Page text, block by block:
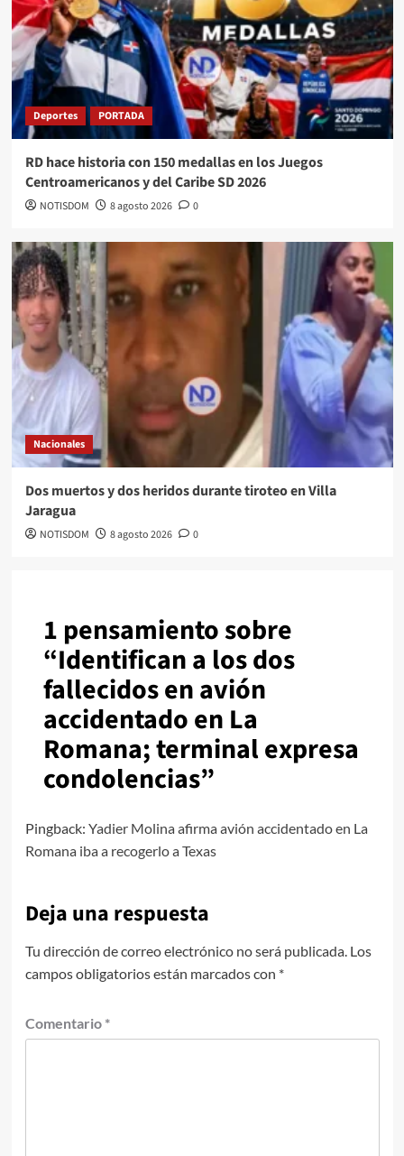
Deportes PORTADA
RD hace historia con 150 medallas en los Juegos
Centroamericanos y del Caribe SD 2026
NOTISDOM 8 agosto 2026 0
Nacionales
Dos muertos y dos heridos durante tiroteo en Villa
Jaragua
NOTISDOM 8 agosto 2026 0
1 pensamiento sobre
“Identifican a los dos
fallecidos en avión
accidentado en La
Romana; terminal expresa
condolencias”
Pingback: Yadier Molina afirma avión accidentado en La
Romana iba a recogerlo a Texas
Deja una respuesta
Tu dirección de correo electrónico no será publicada. Los
campos obligatorios están marcados con *
Comentario *